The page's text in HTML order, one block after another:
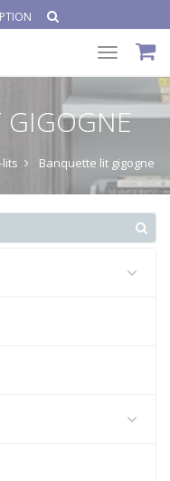
Toggle
GIGOGNE
Banquette lit gigogne